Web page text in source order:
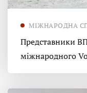
МІЖНАРОДНА
Представники
міжнародного